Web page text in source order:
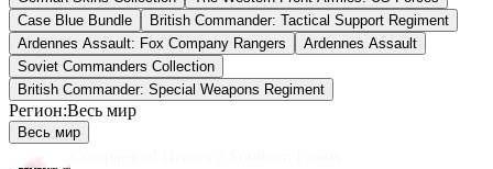
Case Blue Bundle
British Commander: Tactical Support Regiment
Ardennes Assault: Fox Company Rangers
Ardennes Assault
Soviet Commanders Collection
British Commander: Special Weapons Regiment
Регион:Весь мир
Весь мир